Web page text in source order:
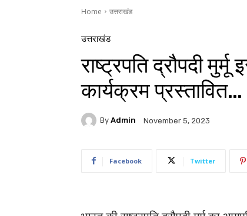
Home उत्तराखंड
उत्तराखंड
राष्ट्रपति द्रौपदी
कार्यक्रम प्रस्तावित…
By Admin November 5, 2023
Facebook Twitter